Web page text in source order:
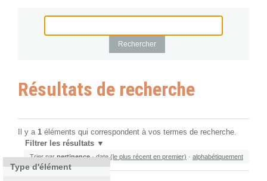
Résultats de recherche
Il y a 1 éléments qui correspondent à vos termes de recherche.
Filtrer les résultats
Type d'élément
Trier par pertinence · date (le plus récent en premier) · alphabétiquement